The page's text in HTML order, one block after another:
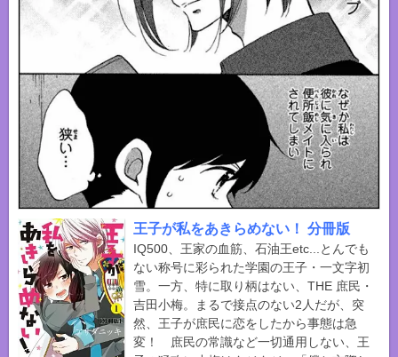
王子が私をあきらめない！ 分冊版
IQ500、王家の血筋、石油王etc...とんでも
ない称号に彩られた学園の王子・一文字初
雪。一方、特に取り柄はない、THE 庶民・
吉田小梅。まるで接点のない2人だが、突
然、王子が庶民に恋をしたから事態は急
変！ 庶民の常識など一切通用しない、王